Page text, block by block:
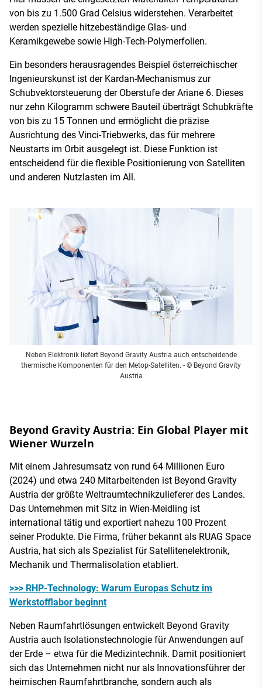
von bis zu 1.500 Grad Celsius widerstehen. Verarbeitet
werden spezielle hitzebeständige Glas- und
Keramikgewebe sowie High-Tech-Polymerfolien.
Ein besonders herausragendes Beispiel österreichischer
Ingenieurskunst ist der Kardan-Mechanismus zur
Schubvektorsteuerung der Oberstufe der Ariane 6. Dieses
nur zehn Kilogramm schwere Bauteil überträgt Schubkräfte
von bis zu 15 Tonnen und ermöglicht die präzise
Ausrichtung des Vinci-Triebwerks, das für mehrere
Neustarts im Orbit ausgelegt ist. Diese Funktion ist
entscheidend für die flexible Positionierung von Satelliten
und anderen Nutzlasten im All.
Neben Elektronik liefert Beyond Gravity Austria auch entscheidende
thermische Komponenten für den Metop-Satelliten. - © Beyond Gravity
Austria
Beyond Gravity Austria: Ein Global Player mit
Wiener Wurzeln
Mit einem Jahresumsatz von rund 64 Millionen Euro
(2024) und etwa 240 Mitarbeitenden ist Beyond Gravity
Austria der größte Weltraumtechnikzulieferer des Landes.
Das Unternehmen mit Sitz in Wien-Meidling ist
international tätig und exportiert nahezu 100 Prozent
seiner Produkte. Die Firma, früher bekannt als RUAG Space
Austria, hat sich als Spezialist für Satellitenelektronik,
Mechanik und Thermalisolation etabliert.
>>> RHP-Technology: Warum Europas Schutz im
Werkstofflabor beginnt
Neben Raumfahrtlösungen entwickelt Beyond Gravity
Austria auch Isolationstechnologie für Anwendungen auf
der Erde – etwa für die Medizintechnik. Damit positioniert
sich das Unternehmen nicht nur als Innovationsführer der
heimischen Raumfahrtbranche, sondern auch als